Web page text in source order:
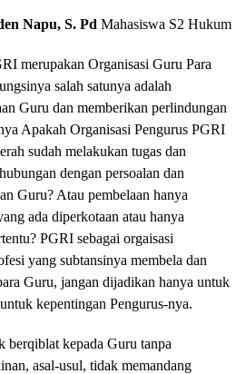
Napu, S. Pd Mahasiswa S2 Hukum
merupakan Organisasi Guru Para
salah satunya adalah
Guru dan memberikan perlindungan
Apakah Organisasi Pengurus PGRI
sudah melakukan tugas dan
dengan persoalan dan
Guru? Atau pembelaan hanya
ada diperkotaan atau hanya
PGRI sebagai orgaisasi
yang subtansinya membela dan
Guru, jangan dijadikan hanya untuk
kepentingan Pengurus-nya.
berqiblat kepada Guru tanpa
asal-usul, tidak memandang